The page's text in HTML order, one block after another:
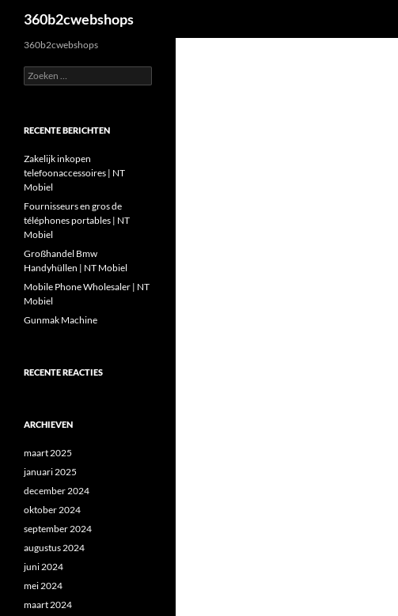
360b2cwebshops
360b2cwebshops
Zoeken
naar:
RECENTE BERICHTEN
Zakelijk inkopen
telefoonaccessoires | NT
Mobiel
Fournisseurs en gros de
téléphones portables | NT
Mobiel
Großhandel Bmw
Handyhüllen | NT Mobiel
Mobile Phone Wholesaler | NT
Mobiel
Gunmak Machine
RECENTE REACTIES
ARCHIEVEN
maart 2025
januari 2025
december 2024
oktober 2024
september 2024
augustus 2024
juni 2024
mei 2024
maart 2024